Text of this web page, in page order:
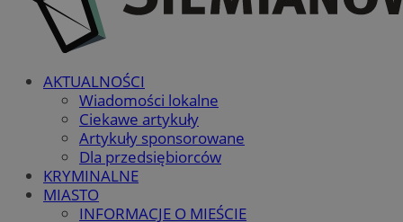
AKTUALNOŚCI
Wiadomości lokalne
Ciekawe artykuły
Artykuły sponsorowane
Dla przedsiębiorców
KRYMINALNE
MIASTO
INFORMACJE O MIEŚCIE